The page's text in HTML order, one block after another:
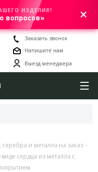
0
Заказать звонок
Напишите нам
Выезд менеджера
серебра и металла на заказ -
сердца из металла с
ИЗДЕЛИЯ?
вопросов»